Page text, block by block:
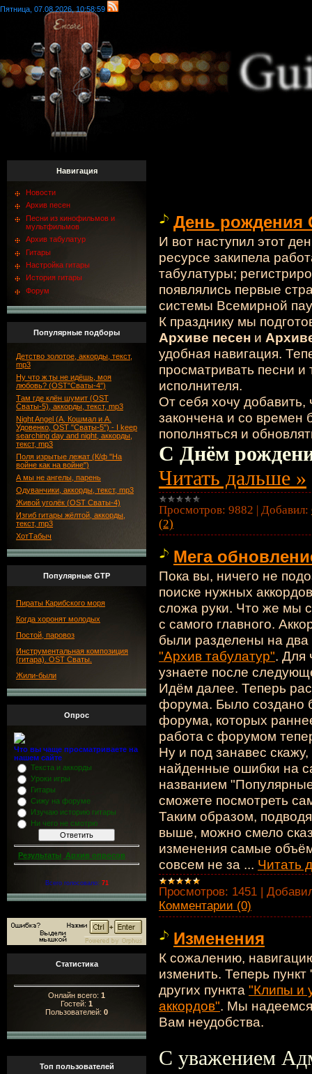
Пятница, 07.08.2026, 10:58:59
Навигация
Новости
Архив песен
Песни из кинофильмов и
мультфильмов
Архив табулатур
Гитары
Настройка гитары
История гитары
Форум
Популярные подборы
Детство золотое, аккорды, текст,
mp3
Ну что ж ты не идёшь, моя
любовь? (OST"Сваты-4")
Там где клён шумит (OST
Сваты-5), аккорды, текст, mp3
Night Angel (А. Кошмал и А.
Удовенко, OST "Сваты-5") - I keep
searching day and night, аккорды,
текст, mp3
Поля изрытые лежат (К/ф "На
войне как на войне")
А мы не ангелы, парень
Одуванчики, аккорды, текст, mp3
Живой уголёк (OST Сваты-4)
Изгиб гитары жёлтой, аккорды,
текст, mp3
ХотТабыч
Популярные GTP
Пираты Карибского моря
Когда хоронят молодых
Постой, паровоз
Инструментальная композиция
(гитара). OST Сваты.
Жили-были
Опрос
Что вы чаще просматриваете на
нашем сайте
Текста и аккорды
Уроки игры
Гитары
Сижу на форуме
Изучаю историю гитары
Ни чего не смотрю
Результаты Архив опросов
Всего голосовало: 71
Статистика
Онлайн всего: 1
Гостей: 1
Пользователей: 0
Топ пользователей
День рождения
И вот наступил этот
ресурсе закипела
табулатуры;
появлялись первые
системы Всемирной
К празднику мы
Архиве песен и
удобная навигация.
просматривать песни и
исполнителя.
От себя хочу
закончена и со времен
пополняться и
С Днём
Читать дальше »
Просмотров: 9882 | Добавил:
(2)
Мега
Пока вы, ничего не
поиске нужных
сложа руки. Что же мы
с самого главного.
были разделены на
"Архив табулатур". Для
узнаете после
Идём далее. Теперь
форума. Было создано
форума, которых
работа с форумом
Ну и под занавес
найденные ошибки на
названием
сможете посмотреть
Таким образом,
выше, можно смело
изменения самые
совсем не за ... Читать
Просмотров: 1451 |
Комментарии (0)
Изменения
К сожалению,
изменить. Теперь
других пункта "Клипы и
аккордов". Мы
Вам неудобства.
С уважением